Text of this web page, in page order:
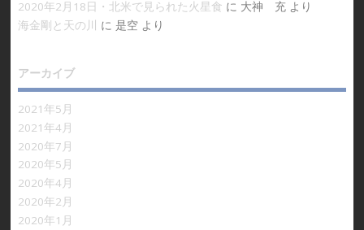
2020年2月18日・北米で見られた火星食 に 大神 充より
海金剛と天の川
に 是空より
アーカイブ
2021年5月
2021年4月
2020年7月
2020年5月
2020年4月
2020年2月
2020年1月